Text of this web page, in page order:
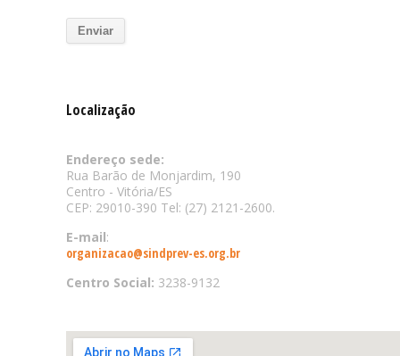
Localização
Endereço sede:
Rua Barão de Monjardim, 190
Centro - Vitória/ES
CEP: 29010-390 Tel: (27) 2121-2600.
E-mail:
organizacao@sindprev-es.org.br
Centro Social: 3238-9132